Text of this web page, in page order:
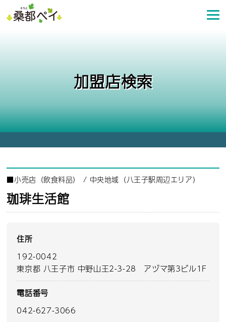
ン
プ
加盟店検索
■小売店（飲食料品） / 中央地域（八王子駅周辺エリア）
珈琲生活館
住所
192-0042
東京都 八王子市 中野山王2-3-28 アヅマ第3ビル1F
電話番号
042-627-3066